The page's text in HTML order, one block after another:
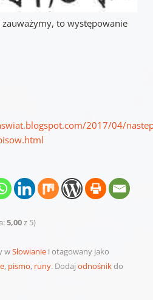
to występowanie
2017/04/
5,00z 5)
wSłowianiei otagowany jako
, pismo, runy. Dodaj odnośnikdo